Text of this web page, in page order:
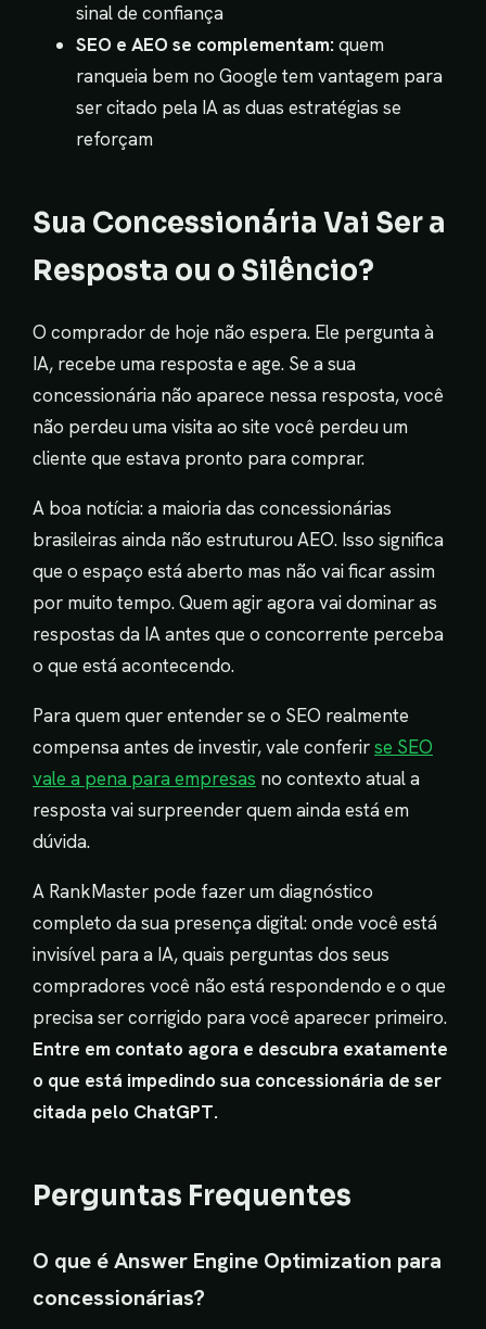
sinal de confiança
SEO e AEO se complementam:quem
ranqueia bem no Google tem vantagem para
ser citado pela IA as duas estratégias se
reforçam
Sua Concessionária Vai Ser a
Resposta ou o Silêncio?
O comprador de hoje não espera. Ele pergunta à
IA, recebe uma resposta e age. Se a sua
concessionária não aparece nessa resposta, você
não perdeu uma visita ao site você perdeu um
cliente que estava pronto para comprar.
A boa notícia: a maioria das concessionárias
brasileiras ainda não estruturou AEO. Isso significa
que o espaço está aberto mas não vai ficar assim
por muito tempo. Quem agir agora vai dominar as
respostas da IA antes que o concorrente perceba
o que está acontecendo.
Para quem quer entender se o SEO realmente
compensa antes de investir, vale conferirse SEO
vale a pena para empresas no contexto atual a
resposta vai surpreender quem ainda está em
dúvida.
A RankMaster pode fazer um diagnóstico
completo da sua presença digital: onde você está
invisível para a IA, quais perguntas dos seus
compradores você não está respondendo e o que
precisa ser corrigido para você aparecer primeiro.
Entre em contato agora e descubra exatamente
o que está impedindo sua concessionária de ser
citada pelo ChatGPT.
Perguntas Frequentes
O que é Answer Engine Optimization para
concessionárias?